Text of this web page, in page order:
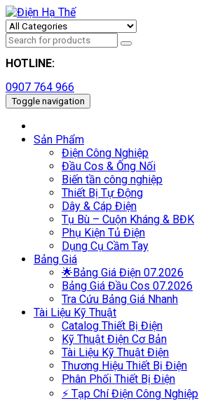
HOTLINE:
0907 764 966
Toggle navigation
Sản Phẩm
Điện Công Nghiệp
Đầu Cos & Ống Nối
Biến tần công nghiệp
Thiết Bị Tự Động
Dây & Cáp Điện
Tụ Bù – Cuộn Kháng & BĐK
Phụ Kiện Tủ Điện
Dụng Cụ Cầm Tay
Bảng Giá
🌟Bảng Giá Điện 07.2026
Bảng Giá Đầu Cos 07.2026
Tra Cứu Bảng Giá Nhanh
Tài Liệu Kỹ Thuật
Catalog Thiết Bị Điện
Kỹ Thuật Điện Cơ Bản
Tài Liệu Kỹ Thuật Điện
Thương Hiệu Thiết Bị Điện
Phân Phối Thiết Bị Điện
⚡ Tạp Chí Điện Công Nghiệp